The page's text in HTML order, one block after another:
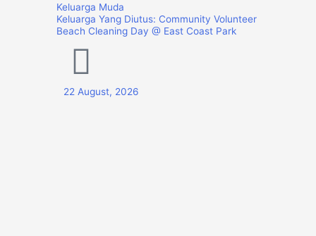
Keluarga Muda
Keluarga Yang Diutus: Community Volunteer
Beach Cleaning Day @ East Coast Park
22 August, 2026